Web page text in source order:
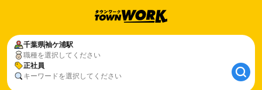
千葉県袖ケ浦駅
職種を選択してください
正社員
キーワードを選択してください